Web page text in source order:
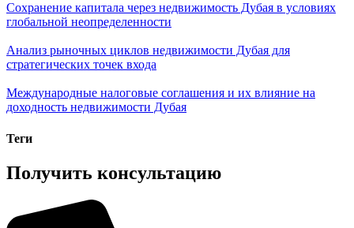
Сохранение капитала через недвижимость Дубая в условиях
глобальной неопределенности
Анализ рыночных циклов недвижимости Дубая для
стратегических точек входа
Международные налоговые соглашения и их влияние на
доходность недвижимости Дубая
Теги
Получить консультацию